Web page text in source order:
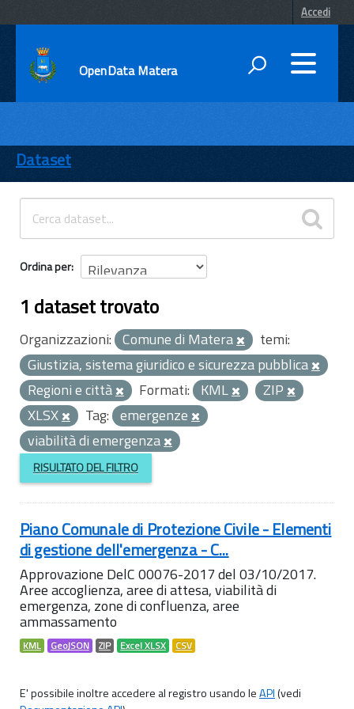
Accedi
OpenData Matera
ENTI
TEMI
INFORMAZIONI
Dataset
Ordina per
1 dataset trovato
Organizzazioni: Comune di Matera
temi:
Giustizia, sistema giuridico e sicurezza pubblica
Regioni e città
Formati: KML
ZIP
XLSX
Tag: emergenze
viabilità di emergenza
RISULTATO DEL FILTRO
Piano Comunale di Protezione Civile - Elementi
di gestione dell'emergenza - C...
Approvazione DelC 00076-2017 del 03/10/2017.
Aree accoglienza, aree di attesa, viabilità di
emergenza, zone di confluenza, aree
ammassamento
KML GeoJSON ZIP Excel XLSX CSV
E' possibile inoltre accedere al registro usando leAPI(vedi